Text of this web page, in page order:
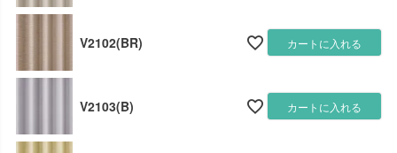
V2102(BR) カートに入れる
V2103(B) カートに入れる